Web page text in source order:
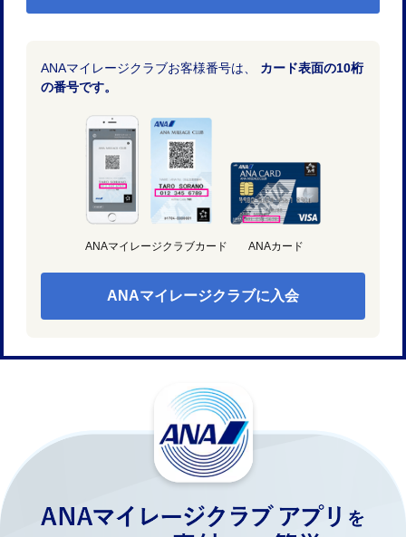
ANAマイレージクラブお客様番号は、 カード表面の10桁
の番号です。
ANAマイレージクラブカード ANAカード
ANAマイレージクラブに入会